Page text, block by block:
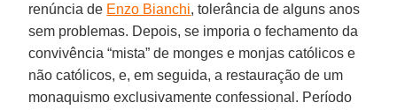
renúncia de Enzo Bianchi, tolerância de alguns anos
sem problemas. Depois, se imporia o fechamento da
convivência “mista” de monges e monjas católicos e
não católicos, e, em seguida, a restauração de um
monaquismo exclusivamente confessional. Período